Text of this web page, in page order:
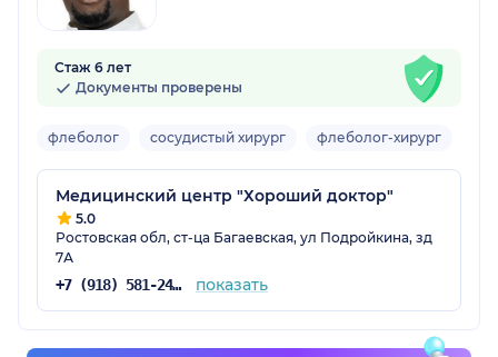
Стаж 6 лет
Документы проверены
флеболог сосудистый хирург флеболог-хирург
Медицинский центр "Хороший доктор"
5.0
Ростовская обл, ст-ца Багаевская, ул Подройкина, зд
7А
+7 (918) 581-24-44 показать